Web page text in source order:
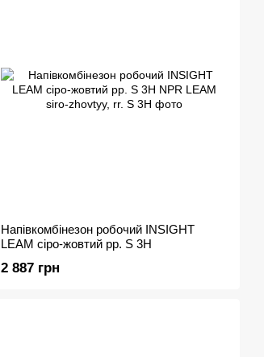
Напівкомбінезон робочий INSIGHT
LEAM сіро-жовтий рр. S 3H
2 887 грн